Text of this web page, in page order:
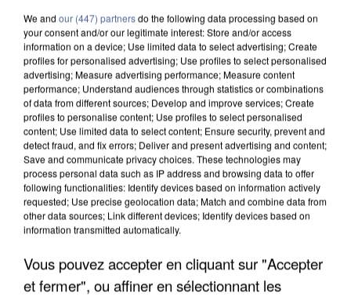
DE FAUNE SAUVAGE SONT...
We and our (447) partnersdo the following data processing based on
your consent and/or our legitimate interest: Store and/or access
information on a device; Use limited data to select advertising; Create
profiles for personalised advertising; Use profiles to select personalised
advertising; Measure advertising performance; Measure content
performance; Understand audiences through statistics or combinations
of data from different sources; Develop and improve services; Create
profiles to personalise content; Use profiles to select personalised
content; Use limited data to select content; Ensure security, prevent and
detect fraud, and fix errors; Deliver and present advertising and content;
Save and communicate privacy choices. These technologies may
process personal data such as IP address and browsing data to offer
following functionalities: Identify devices based on information actively
requested; Use precise geolocation data; Match and combine data from
other data sources; Link different devices; Identify devices based on
information transmitted automatically.
Vous pouvez accepter en cliquant sur "Accepter
et fermer", ou affiner en sélectionnant les